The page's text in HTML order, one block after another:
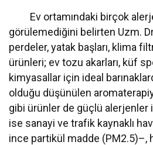
Ev ortamındaki birçok
görülemediğini belirten Uzm.
perdeler, yatak başları, klima
ürünleri; ev tozu akarları, küf
kimyasallar için ideal
olduğu düşünülen
gibi ürünler de güçlü alerjenler
ise sanayi ve trafik kaynaklı
ince partikül madde (PM2.5)–,